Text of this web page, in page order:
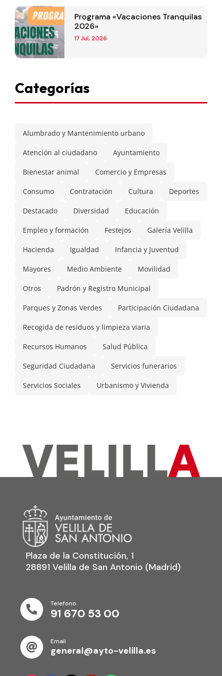
Programa «Vacaciones Tranquilas
2026»
17 Jul, 2026
Categorías
Alumbrado y Mantenimiento urbano
Atención al ciudadano Ayuntamiento
Bienestar animal Comercio y Empresas
Consumo Contratación Cultura Deportes
Destacado Diversidad Educación
Empleo y formación Festejos Galería Velilla
Hacienda Igualdad Infancia y Juventud
Mayores Medio Ambiente Movilidad
Otros Padrón y Registro Municipal
Parques y Zonas Verdes Participación Ciudadana
Recogida de residuos y limpieza viaria
Recursos Humanos Salud Pública
Seguridad Ciudadana Servicios funerarios
Servicios Sociales Urbanismo y Vivienda
Plaza de la Constitución, 1
28891 Velilla de San Antonio (Madrid)

Telefono
91 670 53 00

Email
general@ayto-velilla.es